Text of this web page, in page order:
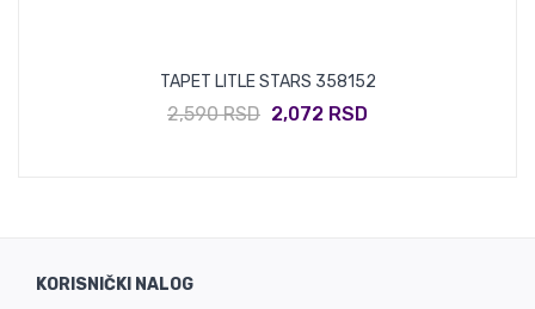
TAPET LITLE STARS 358152
2,590 RSD 2,072 RSD
KORISNIČKI NALOG